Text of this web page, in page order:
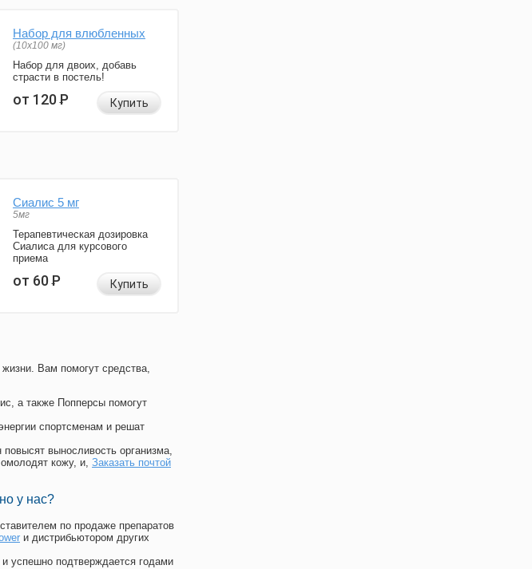
Набор для влюбленных
(10х100 мг)
Набор для двоих, добавь
страсти в постель!
от 120Р Купить
Сиалис 5 мг
5мг
Терапевтическая дозировка
Сиалиса для курсового
приема
от 60Р Купить
Вам помогут средства,
а также Попперсы помогут
спортсменам и решат
выносливость организма,
кожу, и, Заказать почтой
у нас?
по продаже препаратов
и дистрибьютором других
успешно подтверждается годами